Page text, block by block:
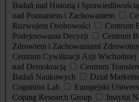
Badań nad Historią i Sprawiedliwością
nad Poznaniem i Zachowaniem
Rozwojem Osobowości
Centrum
Podejmowania Decyzji
Centrum
Zdrowiem i Zachowaniami
Centrum Cywilizacji Azji Wschodniej
nad Demokracją
Centrum
Badań Naukowych
Dział
Cognition Lab
Europejski
Coping Research Group
Instytut